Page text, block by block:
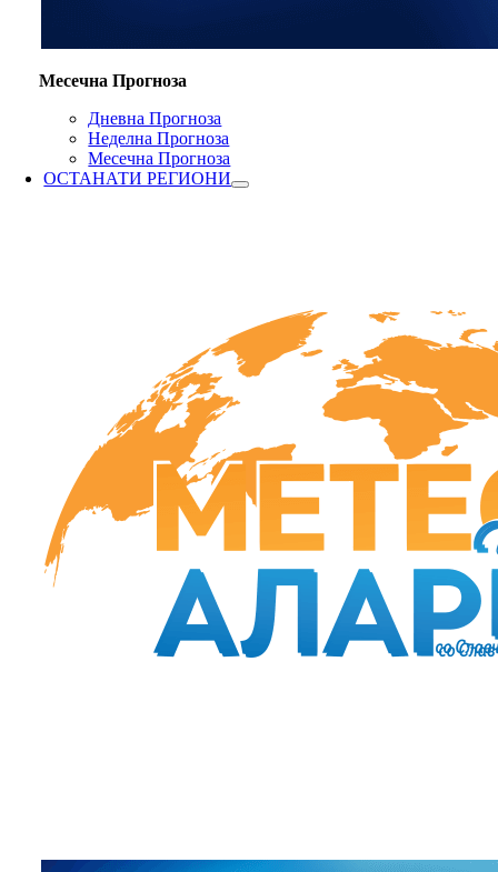
Месечна Прогноза
Дневна Прогноза
Неделна Прогноза
Месечна Прогноза
ОСТАНАТИ РЕГИОНИ